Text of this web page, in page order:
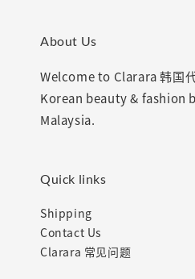
About Us
Welcome to Clarara 韩
Korean beauty & fashion
Malaysia.
Quick links
Shipping
Contact Us
Clarara 常见问题